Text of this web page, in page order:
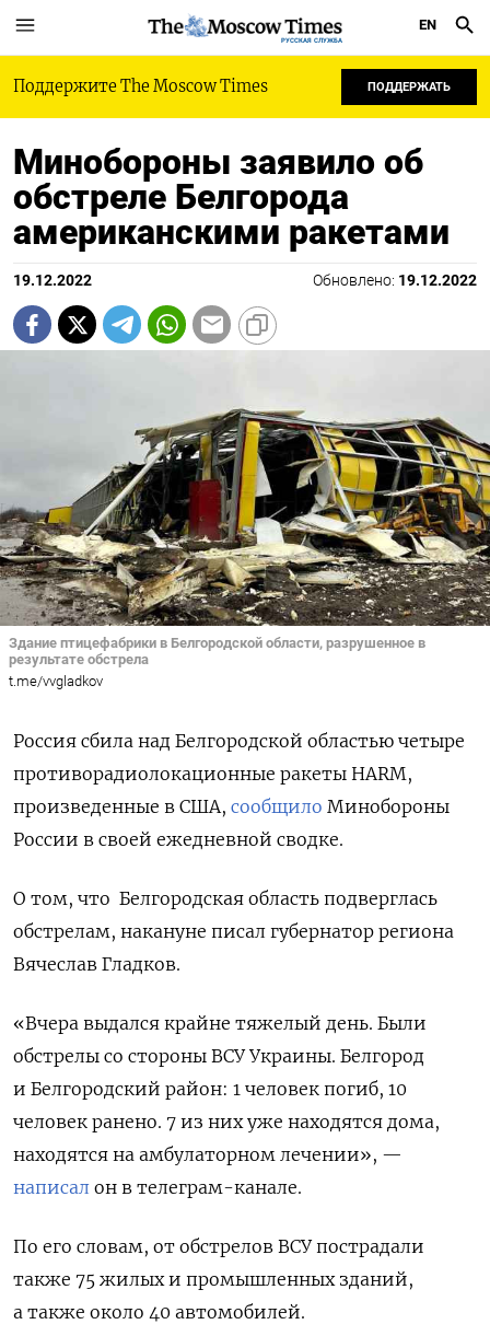
РУССКАЯ СЛУЖБА
EN
Поддержите The Moscow Times ПОДДЕРЖАТЬ
Минобороны заявило об
обстреле Белгорода
американскими ракетами
19.12.2022 Обновлено: 19.12.2022
Здание птицефабрики в Белгородской области, разрушенное в
результате обстрела
t.me/vvgladkov
Россия сбила над Белгородской областью четыре
противорадиолокационные ракеты HARM,
произведенные в США, сообщило Минобороны
России в своей ежедневной сводке.
О том, что Белгородская область подверглась
обстрелам, накануне писал губернатор региона
Вячеслав Гладков.
«Вчера выдался крайне тяжелый день. Были
обстрелы со стороны ВСУ Украины. Белгород
и Белгородский район: 1 человек погиб, 10
человек ранено. 7 из них уже находятся дома,
находятся на амбулаторном лечении», —
написал он в телеграм-канале.
По его словам, от обстрелов ВСУ пострадали
также 75 жилых и промышленных зданий,
а также около 40 автомобилей.